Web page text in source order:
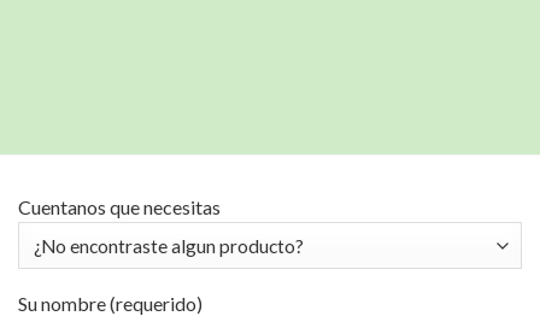
Cuentanos que necesitas
Su nombre (requerido)